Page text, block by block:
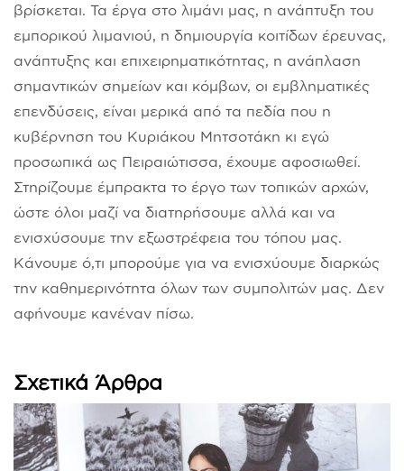
βρίσκεται. Τα έργα στο λιμάνι μας, η ανάπτυξη του
εμπορικού λιμανιού, η δημιουργία κοιτίδων έρευνας,
ανάπτυξης και επιχειρηματικότητας, η ανάπλαση
σημαντικών σημείων και κόμβων, οι εμβληματικές
επενδύσεις, είναι μερικά από τα πεδία που η
κυβέρνηση του Κυριάκου Μητσοτάκη κι εγώ
προσωπικά ως Πειραιώτισσα, έχουμε αφοσιωθεί.
Στηρίζουμε έμπρακτα το έργο των τοπικών αρχών,
ώστε όλοι μαζί να διατηρήσουμε αλλά και να
ενισχύσουμε την εξωστρέφεια του τόπου μας.
Κάνουμε ό,τι μπορούμε για να ενισχύουμε διαρκώς
την καθημερινότητα όλων των συμπολιτών μας. Δεν
αφήνουμε κανέναν πίσω.